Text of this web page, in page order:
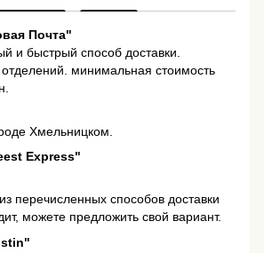
Почта"
и быстрый способ доставки.
минимальная стоимость
Хмельницком.
Express"
перечисленных способов доставки
можете предложить свой вариант.